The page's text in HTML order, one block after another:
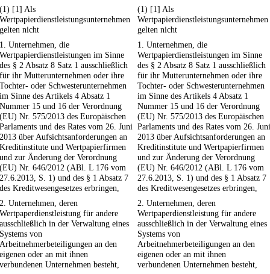
(1) [1] Als
Wertpapierdienstleistungsunternehmen
gelten nicht
(1) [1] Als
Wertpapierdienstleistungsunternehmen
gelten nicht
1. Unternehmen, die
Wertpapierdienstleistungen im Sinne
des § 2 Absatz 8 Satz 1 ausschließlich
für ihr Mutterunternehmen oder ihre
Tochter- oder Schwesterunternehmen
im Sinne des Artikels 4 Absatz 1
Nummer 15 und 16 der Verordnung
(EU) Nr. 575/2013 des Europäischen
Parlaments und des Rates vom 26. Juni
2013 über Aufsichtsanforderungen an
Kreditinstitute und Wertpapierfirmen
und zur Änderung der Verordnung
(EU) Nr. 646/2012 (ABl. L 176 vom
27.6.2013, S. 1) und des § 1 Absatz 7
des Kreditwesengesetzes erbringen,
1. Unternehmen, die
Wertpapierdienstleistungen im Sinne
des § 2 Absatz 8 Satz 1 ausschließlich
für ihr Mutterunternehmen oder ihre
Tochter- oder Schwesterunternehmen
im Sinne des Artikels 4 Absatz 1
Nummer 15 und 16 der Verordnung
(EU) Nr. 575/2013 des Europäischen
Parlaments und des Rates vom 26. Juni
2013 über Aufsichtsanforderungen an
Kreditinstitute und Wertpapierfirmen
und zur Änderung der Verordnung
(EU) Nr. 646/2012 (ABl. L 176 vom
27.6.2013, S. 1) und des § 1 Absatz 7
des Kreditwesengesetzes erbringen,
2. Unternehmen, deren
Wertpaperdienstleistung für andere
ausschließlich in der Verwaltung eines
Systems von
Arbeitnehmerbeteiligungen an den
eigenen oder an mit ihnen
verbundenen Unternehmen besteht,
2. Unternehmen, deren
Wertpaperdienstleistung für andere
ausschließlich in der Verwaltung eines
Systems von
Arbeitnehmerbeteiligungen an den
eigenen oder an mit ihnen
verbundenen Unternehmen besteht,